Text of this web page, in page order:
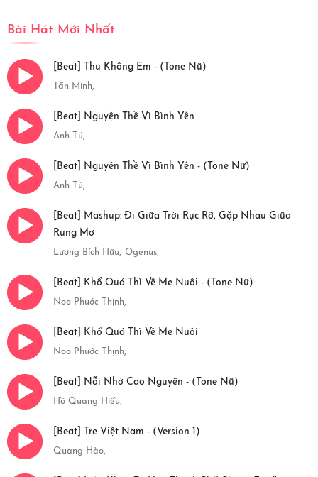
Bài Hát Mới Nhất
[Beat] Thu Không Em - (Tone Nữ)
Tấn Minh,
[Beat] Nguyện Thề Vì Bình Yên
Anh Tú,
[Beat] Nguyện Thề Vì Bình Yên - (Tone Nữ)
Anh Tú,
[Beat] Mashup: Đi Giữa Trời Rực Rỡ, Gặp Nhau Giữa
Rừng Mơ
Lương Bích Hữu, Ogenus,
[Beat] Khổ Quá Thì Về Mẹ Nuôi - (Tone Nữ)
Noo Phước Thịnh,
[Beat] Khổ Quá Thì Về Mẹ Nuôi
Noo Phước Thịnh,
[Beat] Nỗi Nhớ Cao Nguyên - (Tone Nữ)
Hồ Quang Hiếu,
[Beat] Tre Việt Nam - (Version 1)
Quang Hào,